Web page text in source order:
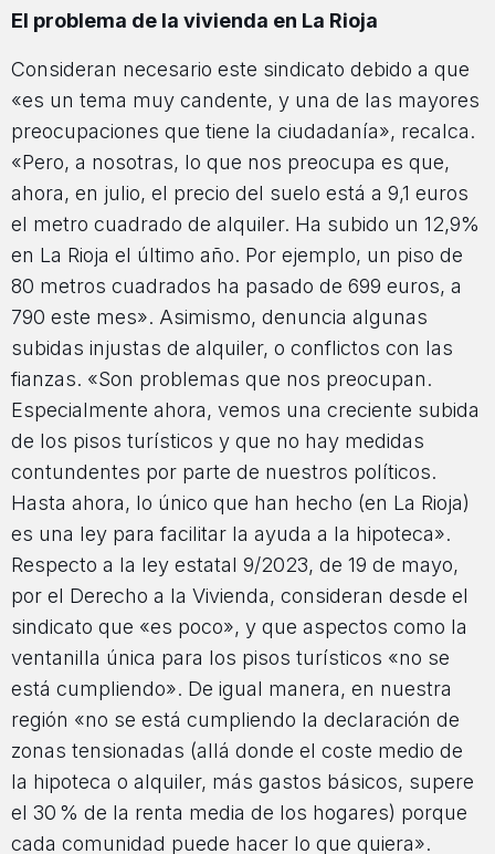
El problema de la vivienda en La Rioja
Consideran necesario este sindicato debido a que
«es un tema muy candente, y una de las mayores
preocupaciones que tiene la ciudadanía», recalca.
«Pero, a nosotras, lo que nos preocupa es que,
ahora, en julio, el precio del suelo está a 9,1 euros
el metro cuadrado de alquiler. Ha subido un 12,9%
en La Rioja el último año. Por ejemplo, un piso de
80 metros cuadrados ha pasado de 699 euros, a
790 este mes». Asimismo, denuncia algunas
subidas injustas de alquiler, o conflictos con las
fianzas. «Son problemas que nos preocupan.
Especialmente ahora, vemos una creciente subida
de los pisos turísticos y que no hay medidas
contundentes por parte de nuestros políticos.
Hasta ahora, lo único que han hecho (en La Rioja)
es una ley para facilitar la ayuda a la hipoteca».
Respecto a la ley estatal 9/2023, de 19 de mayo,
por el Derecho a la Vivienda, consideran desde el
sindicato que «es poco», y que aspectos como la
ventanilla única para los pisos turísticos «no se
está cumpliendo». De igual manera, en nuestra
región «no se está cumpliendo la declaración de
zonas tensionadas (allá donde el coste medio de
la hipoteca o alquiler, más gastos básicos, supere
el 30 % de la renta media de los hogares) porque
cada comunidad puede hacer lo que quiera».